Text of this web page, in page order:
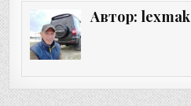
Автор: lexmak